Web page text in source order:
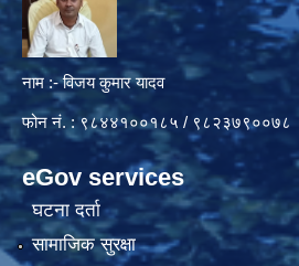
नाम :- विजय कुमार यादव
फोन नं. : ९८४४१००१८५ / ९८२३७९००७८
eGov services
घटना दर्ता
सामाजिक सुरक्षा